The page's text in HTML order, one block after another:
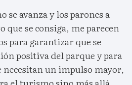
se avanza y los parones a
que se consiga, me parecen
para garantizar que se
positiva del parque y para
un impulso mayor,